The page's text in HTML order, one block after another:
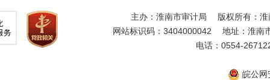
主办：淮南市审计局
版权所有：
网站标识码：3404000042
地址：淮南
电话：0554-
皖公网